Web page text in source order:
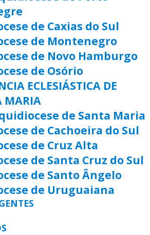
de Caxias do Sul
de Montenegro
de Novo Hamburgo
de Osório
ECLESIÁSTICA DE
MARIA
de Santa Maria
de Cachoeira do Sul
de Cruz Alta
de Santa Cruz do Sul
de Santo Ângelo
de Uruguaiana